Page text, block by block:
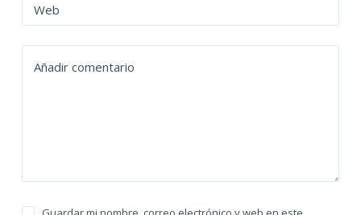
Web
Añadir comentario
a
t